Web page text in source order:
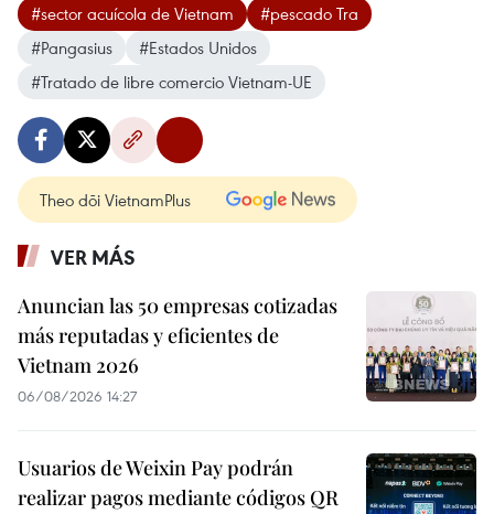
#sector acuícola de Vietnam
#pescado Tra
#Pangasius
#Estados Unidos
#Tratado de libre comercio Vietnam-UE
Theo dõi VietnamPlus
VER MÁS
Anuncian las 50 empresas cotizadas
más reputadas y eficientes de
Vietnam 2026
06/08/2026 14:27
Usuarios de Weixin Pay podrán
realizar pagos mediante códigos QR